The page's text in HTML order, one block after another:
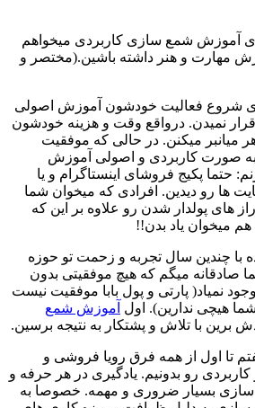
آموزش شمع سازی کاربردی میخواهم
مهارت و هنر داشته باشین.(مختصر و
شروع فعالیت خودشون آموزش اصولی
نمیدن. درواقع وقت و هزینه خودشون
میانبر میکنن. در حالی که موفقیت
صورت کاربردی و اصولی آموزش
حتما پکیج فروشای اینستاگرام و یا
ها رو دیدین. افرادی که میخوان شما
های پولدار شدن رو علاوه بر این که
میخوان یاد بدن!!
با چندین سال تجربه و زحمت تو حوزه
میگم که هیچ موفقیتی بدون
نمیاد( پارتی و پول بابا موفقیت نیست
هیچی ندارین). اول آموزش شمع
برین با تلاش و پشتکار به نتیجه برسین.
تا اول از همه فرق رویا فروشی و
رو بدونیم. یادگیری در هر حرفه و
بسیار ضروری و مهمه. خصوصا به